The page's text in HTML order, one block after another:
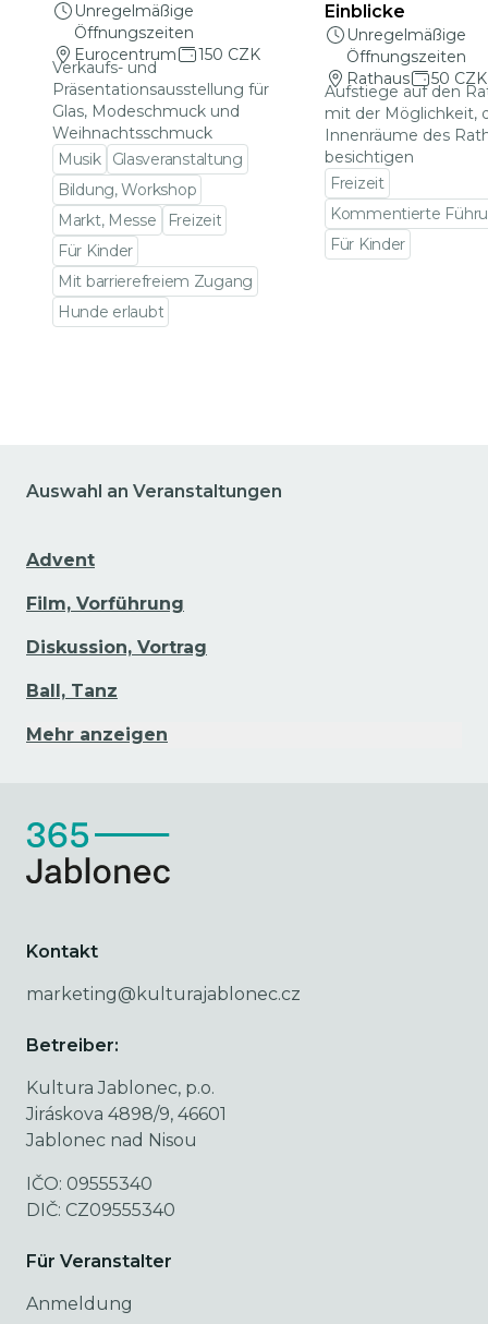
Unregelmäßige
Öffnungszeiten
Eurocentrum
150 CZK
Verkaufs- und
Präsentationsausstellung für
Glas, Modeschmuck und
Weihnachtsschmuck
Musik
Glasveranstaltung
Bildung, Workshop
Markt, Messe
Freizeit
Für Kinder
Mit barrierefreiem Zugang
Hunde erlaubt
Einblicke
Unregelmäßige
Öffnungszeiten
Rathaus
50 CZK
Aufstiege auf den
mit der Möglichkeit,
Innenräume des
besichtigen
Freizeit
Kommentierte
Für Kinder
Auswahl an Veranstaltungen
Advent
Film, Vorführung
Diskussion, Vortrag
Ball, Tanz
Mehr anzeigen
Kontakt
marketing@kulturajablonec.cz
Betreiber:
Kultura Jablonec, p.o.
Jiráskova 4898/9, 46601
Jablonec nad Nisou
IČO: 09555340
DIČ: CZ09555340
Für Veranstalter
Anmeldung